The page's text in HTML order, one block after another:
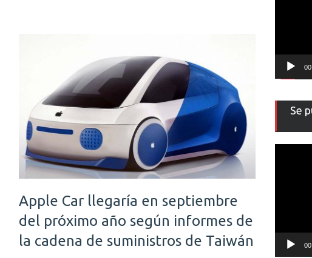
Apple Car llegaría en septiembre
del próximo año según informes de
la cadena de suministros de Taiwán
Se